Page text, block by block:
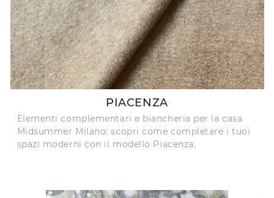
PIACENZA
Elementi complementari e biancheria per la casa
Midsummer Milano: scopri come completare i tuoi
spazi moderni con il modello Piacenza.